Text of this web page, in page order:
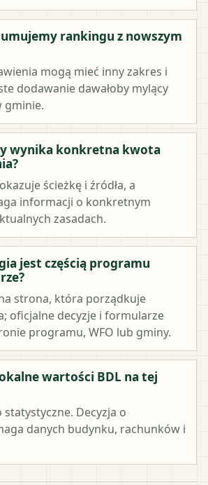
rankingu z nowszym
mogą mieć inny zakres i
dodawanie dawałoby mylący
gminie.
wynika konkretna kwota
ścieżkę i źródła, a
informacji o konkretnym
zasadach.
jest częścią programu
strona, która porządkuje
oficjalne decyzje i formularze
programu, WFO lub gminy.
wartości BDL na tej
statystyczne. Decyzja o
danych budynku, rachunków i